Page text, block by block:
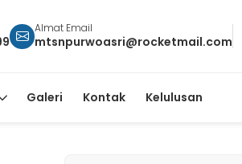
Almat Email
mtsnpurwoasri@rocketmail.com
Galeri Kontak Kelulusan